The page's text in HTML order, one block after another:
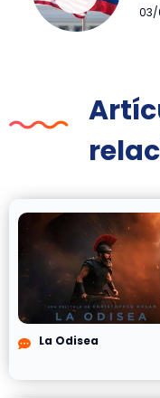
03/
La Odisea